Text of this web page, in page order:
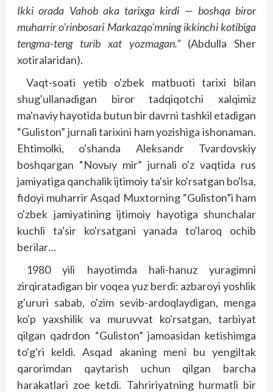
Ikki orada Vahob aka tarixga kirdi — boshqa biror
muharrir o'rinbosari Markazqo'mning ikkinchi kotibiga
tengma-teng turib xat yozmagan.” (Abdulla Sher
xotiralaridan).
Vaqt-soati yetib o'zbek matbuoti tarixi bilan
shug'ullanadigan biror tadqiqotchi xalqimiz
ma'naviy hayotida butun bir davrni tashkil etadigan
“Guliston” jurnali tarixini ham yozishiga ishonaman.
Ehtimolki, o'shanda Aleksandr Tvardovskiy
boshqargan “Novыy mir” jurnali o'z vaqtida rus
jamiyatiga qanchalik ijtimoiy ta'sir ko'rsatgan bo'lsa,
fidoyi muharrir Asqad Muxtorning “Guliston”i ham
o'zbek jamiyatining ijtimoiy hayotiga shunchalar
kuchli ta'sir ko'rsatgani yanada to'laroq ochib
berilar…
1980 yili hayotimda hali-hanuz yuragimni
zirqiratadigan bir voqea yuz berdi: azbaroyi yoshlik
g'ururi sabab, o'zim sevib-ardoqlaydigan, menga
ko'p yaxshilik va muruvvat ko'rsatgan, tarbiyat
qilgan qadrdon “Guliston” jamoasidan ketishimga
to'g'ri keldi. Asqad akaning meni bu yengiltak
qarorimdan qaytarish uchun qilgan barcha
harakatlari zoe ketdi. Tahririyatning hurmatli bir